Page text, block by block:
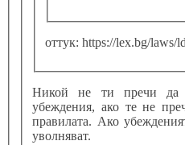
оттук: https://lex.bg/laws/
Никой не ти пречи
убеждения, ако те не
правилата. Ако
уволняват.